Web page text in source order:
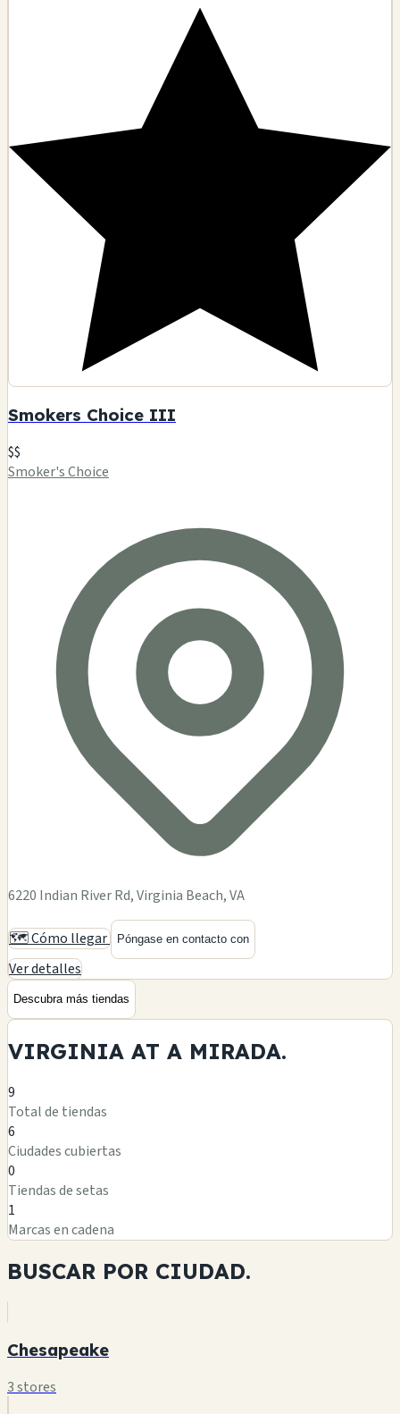
Smokers Choice III
$$
Smoker's Choice
6220 Indian River Rd, Virginia Beach, VA
🗺️ Cómo llegar Póngase en contacto con
Ver detalles
Descubra más tiendas
VIRGINIA AT A MIRADA.
9
Total de tiendas
6
Ciudades cubiertas
0
Tiendas de setas
1
Marcas en cadena
BUSCAR POR CIUDAD.
Chesapeake
3 stores